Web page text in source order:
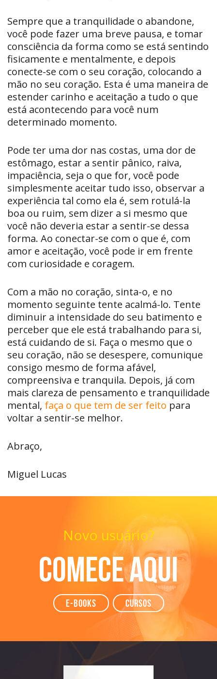
Sempre que a tranquilidade o abandone,
você pode fazer uma breve pausa, e tomar
consciência da forma como se está sentindo
fisicamente e mentalmente, e depois
conecte-se com o seu coração, colocando a
mão no seu coração. Esta é uma maneira de
estender carinho e aceitação a tudo o que
está acontecendo para você num
determinado momento.
Pode ter uma dor nas costas, uma dor de
estômago, estar a sentir pânico, raiva,
impaciência, seja o que for, você pode
simplesmente aceitar tudo isso, observar a
experiência tal como ela é, sem rotulá-la
boa ou ruim, sem dizer a si mesmo que
você não deveria estar a sentir-se dessa
forma. Ao conectar-se com o que é, com
amor e aceitação, você pode ir em frente
com curiosidade e coragem.
Com a mão no coração, sinta-o, e no
momento seguinte tente acalmá-lo. Tente
diminuir a intensidade do seu batimento e
perceber que ele está trabalhando para si,
está cuidando de si. Faça o mesmo que o
seu coração, não se desespere, comunique
consigo mesmo de forma afável,
compreensiva e tranquila. Depois, já com
mais clareza de pensamento e tranquilidade
mental, faça o que tem de ser feito para
voltar a sentir-se melhor.
Abraço,
Miguel Lucas
Novo usuário?
Comece aqui
e-books Cursos